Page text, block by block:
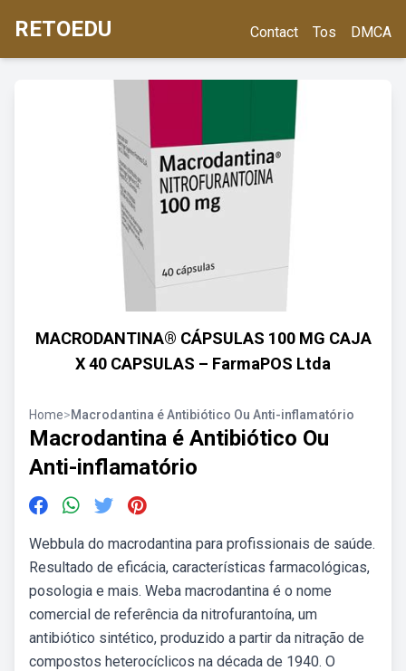
RETOEDU Contact Tos DMCA
MACRODANTINA® CÁPSULAS 100 MG CAJA
X 40 CAPSULAS – FarmaPOS Ltda
Home>Macrodantina é Antibiótico Ou Anti-inflamatório
Macrodantina é Antibiótico Ou
Anti-inflamatório
Webbula do macrodantina para profissionais de saúde.
Resultado de eficácia, características farmacológicas,
posologia e mais. Weba macrodantina é o nome
comercial de referência da nitrofurantoína, um
antibiótico sintético, produzido a partir da nitração de
compostos heterocíclicos na década de 1940. O